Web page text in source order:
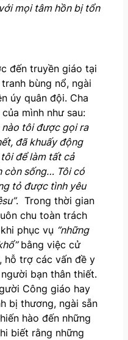
mọi tâm hồn bị tổn
đến truyền giáo tại
bùng nổ, ngài
úy quân đội. Cha
mình như sau:
nào tôi được gọi ra
đã khuấy động
để làm tất cả
còn sống… Tôi có
tỏ được tình yêu
. Trong thời gian
chu toàn trách
phục vụ “những
bằng việc cử
hỗ trợ các vấn đề y
bạn thân thiết.
Công giáo hay
bị thương, ngài sẵn
hào đến những
biết rằng những